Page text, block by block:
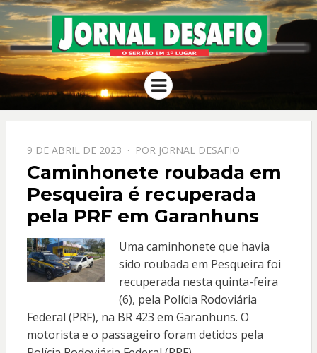
JORNAL
DESAFIO
O Sertão em 1º Lugar
Menu
PPOSTADO
EM
9 DE ABRIL DE 2023 POR JORNAL DESAFIO
Caminhonete roubada em
Pesqueira é recuperada
pela PRF em Garanhuns
Uma caminhonete que havia
sido roubada em Pesqueira foi
recuperada nesta quinta-feira
(6), pela Polícia Rodoviária
Federal (PRF), na BR 423 em Garanhuns. O
motorista e o passageiro foram detidos pela